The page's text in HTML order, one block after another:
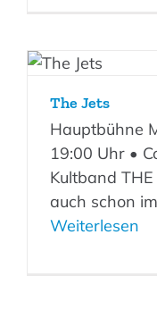
The Jets
Hauptbühne
19:00 Uhr •
Kultband
auch schon
Weiterlesen